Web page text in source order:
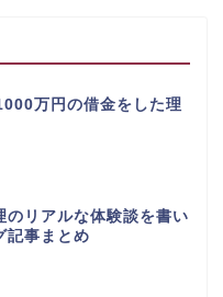
万円の借金をした理
のリアルな体験談を書い
記事まとめ